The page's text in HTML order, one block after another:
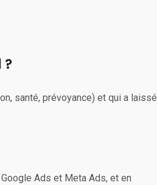
santé, prévoyance) et qui a laissé
Ads et Meta Ads, et en